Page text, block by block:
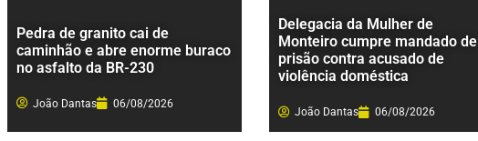
Pedra de granito cai de
caminhão e abre enorme buraco
no asfalto da BR-230
João Dantas 06/08/2026
Delegacia da Mulher de
Monteiro cumpre mandado de
prisão contra acusado de
violência doméstica
João Dantas 06/08/2026